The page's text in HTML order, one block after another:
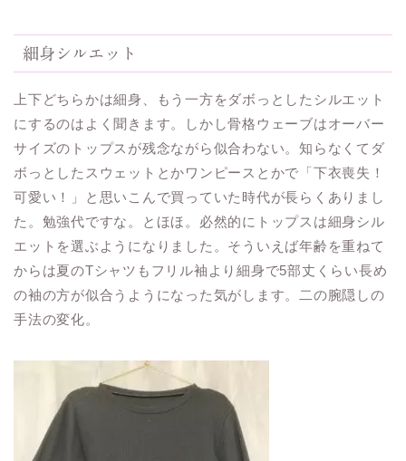
細身シルエット
上下どちらかは細身、もう一方をダボっとしたシルエット
にするのはよく聞きます。しかし骨格ウェーブはオーバー
サイズのトップスが残念ながら似合わない。知らなくてダ
ボっとしたスウェットとかワンピースとかで「下衣喪失！
可愛い！」と思いこんで買っていた時代が長らくありまし
た。勉強代ですな。とほほ。必然的にトップスは細身シル
エットを選ぶようになりました。そういえば年齢を重ねて
からは夏のTシャツもフリル袖より細身で5部丈くらい長め
の袖の方が似合うようになった気がします。二の腕隠しの
手法の変化。